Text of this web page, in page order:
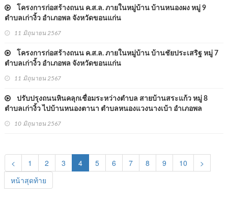
โครงการก่อสร้างถนน ค.ส.ล. ภายในหมู่บ้าน บ้านหนองผง หมู่ 9
ตำบลเก่างิ้ว อำเภอพล จังหวัดขอนแก่น
11 มิถุนายน 2567
โครงการก่อสร้างถนน ค.ส.ล. ภายในหมู่บ้าน บ้านชัยประเสริฐ หมู่ 7
ตำบลเก่างิ้ว อำเภอพล จังหวัดขอนแก่น
11 มิถุนายน 2567
ปรับปรุงถนนหินคลุกเชื่อมระหว่างตำบล สายบ้านสระแก้ว หมู่ 8
ตำบลเก่างิ้ว ไปบ้านหนองตานา ตำบลหนองแวงนางเบ้า อำเภอพล
จังหวัดขอนแก่น
10 มิถุนายน 2567
< 1 2 3 4(current)
5 6 7 8 9 10
>
หน้าสุดท้าย